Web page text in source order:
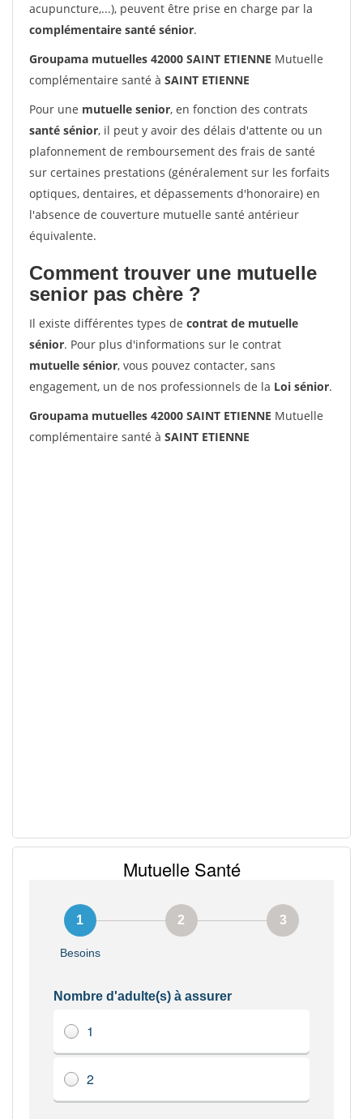
acupuncture,...), peuvent être prise en charge par la
complémentaire santé sénior.
Groupama mutuelles 42000 SAINT ETIENNE Mutuelle
complémentaire santé à SAINT ETIENNE
Pour une mutuelle senior, en fonction des contrats
santé sénior, il peut y avoir des délais d'attente ou un
plafonnement de remboursement des frais de santé
sur certaines prestations (généralement sur les forfaits
optiques, dentaires, et dépassements d'honoraire) en
l'absence de couverture mutuelle santé antérieur
équivalente.
Comment trouver une mutuelle
senior pas chère ?
Il existe différentes types de contrat de mutuelle
sénior. Pour plus d'informations sur le contrat
mutuelle sénior, vous pouvez contacter, sans
engagement, un de nos professionnels de la Loi sénior.
Groupama mutuelles 42000 SAINT ETIENNE Mutuelle
complémentaire santé à SAINT ETIENNE